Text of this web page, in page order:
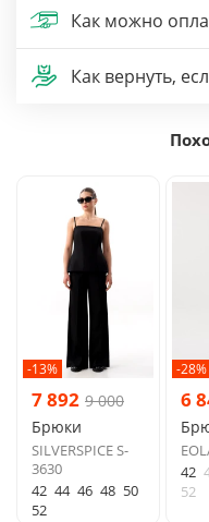
Как можно
Как вернуть,
-13%
7 892 9 000
Брюки
SILVERSPICE S-
3630
42 44 46 48 50
52
-28%
6
42
52